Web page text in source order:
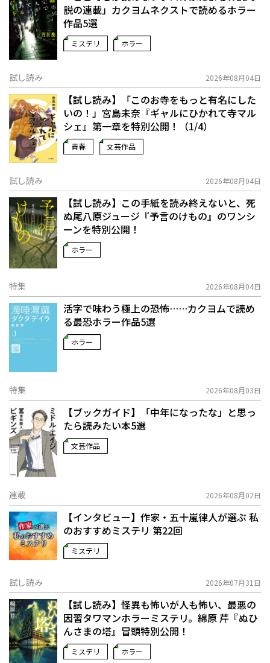
説の連載」――カクヨムネクストで読めるホラー
作品5選
ミステリ ホラー
試し読み 2026年08月04日
【試し読み】「このお寺をもっと有名にした
いの！」宮島未奈『ギャルにひかれて寺マル
シェ』第一章を特別公開！（1/4）
青春 文芸作品
試し読み 2026年08月04日
【試し読み】この手紙を読み終えないと、死
ぬ――尾八原ジュージ『予言のけもの』のワンシ
ーンを特別公開！
ホラー
特集 2026年08月04日
活字で味わう極上の恐怖……カクヨムで読め
る最恐ホラー作品5選
ホラー
特集 2026年08月03日
【ブックガイド】「中年になったな」と思っ
たら読みたい本5選
文芸作品
連載 2026年08月02日
【インタビュー】作家・五十嵐律人が選ぶ 私
のおすすめミステリ 第22回
ミステリ
試し読み 2026年07月31日
【試し読み】怪異も怖いが人も怖い、最悪の
因習タワマンホラーミステリ。綿原 芹『ぬひ
んさまの塔』冒頭特別公開！
ミステリ ホラー